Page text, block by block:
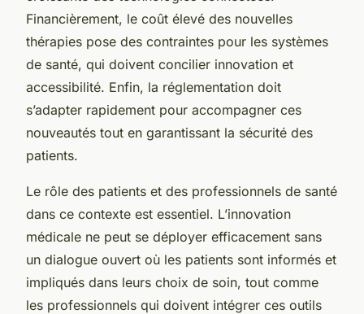
Financièrement, le coût élevé des nouvelles
thérapies pose des contraintes pour les systèmes
de santé, qui doivent concilier innovation et
accessibilité. Enfin, la réglementation doit
s’adapter rapidement pour accompagner ces
nouveautés tout en garantissant la sécurité des
patients.
Le rôle des patients et des professionnels de santé
dans ce contexte est essentiel. L’innovation
médicale ne peut se déployer efficacement sans
un dialogue ouvert où les patients sont informés et
impliqués dans leurs choix de soin, tout comme
les professionnels qui doivent intégrer ces outils